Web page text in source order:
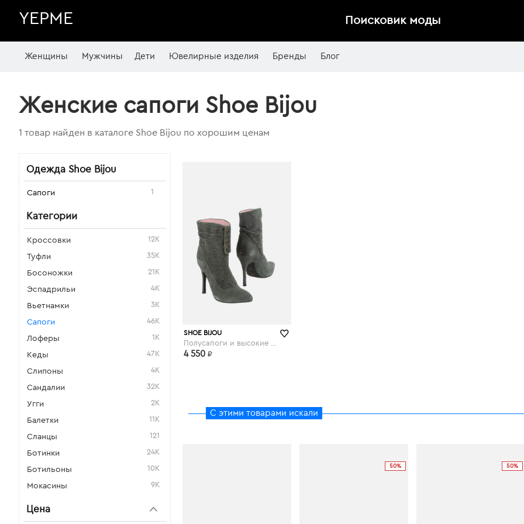
YEPME Поисковик моды
Женщины Мужчины Дети Ювелирные изделия Бренды Блог
Женские сапоги Shoe Bijou
1 товар найден в каталоге Shoe Bijou по хорошим ценам
Одежда Shoe Bijou
Сапоги 1
Категории
Кроссовки 12K
Туфли 35K
Босоножки 21K
Эспадрильи 4K
Вьетнамки 3K
Сапоги 46K
Лоферы 1K
Кеды 47K
Слипоны 4K
Сандалии 32K
Угги 2K
Балетки 11K
Сланцы 121
Ботинки 24K
Ботильоны 10K
Мокасины 9K
Цена
SHOE BIJOU
4 550 ₽
С этими товарами искали
50% 50%